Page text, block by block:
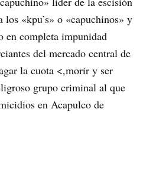
«kpu’s» o «capuchinos» y
en completa impunidad
del mercado central de
la cuota <,morir y ser
grupo criminal al que
en Acapulco de